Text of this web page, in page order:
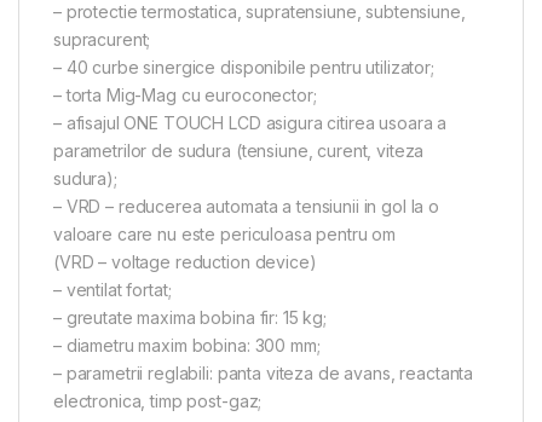
– protectie termostatica, supratensiune, subtensiune,
supracurent;
– 40 curbe sinergice disponibile pentru utilizator;
– torta Mig-Mag cu euroconector;
– afisajul ONE TOUCH LCD asigura citirea usoara a
parametrilor de sudura (tensiune, curent, viteza
sudura);
– VRD – reducerea automata a tensiunii in gol la o
valoare care nu este periculoasa pentru om
(VRD – voltage reduction device)
– ventilat fortat;
– greutate maxima bobina fir: 15 kg;
– diametru maxim bobina: 300 mm;
– parametrii reglabili: panta viteza de avans, reactanta
electronica, timp post-gaz;